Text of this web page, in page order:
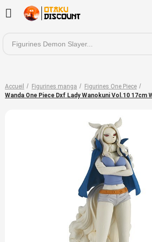
Accueil Figurines manga
Figurines One Piece
Wanda One Piece Dxf Lady Wanokuni Vol.10 17cm